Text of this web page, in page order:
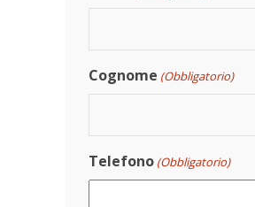
Cognome (Obbligatorio)
Telefono (Obbligatorio)